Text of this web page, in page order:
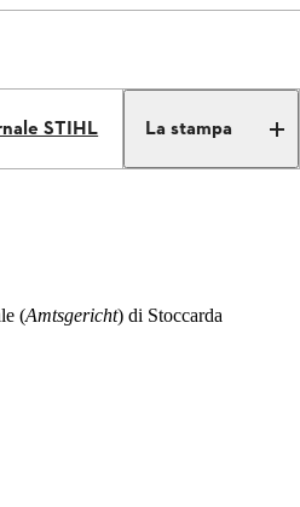
STIHL La stampa
(Amtsgericht) di Stoccarda